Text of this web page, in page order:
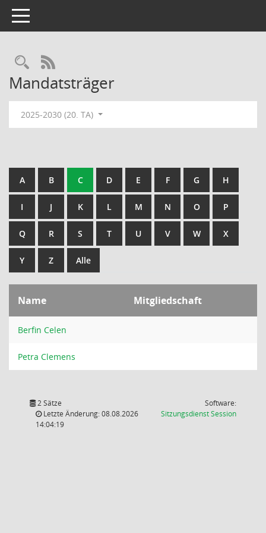
Toggle navigation
Rechercheauswahl
RSS-Feed
Mandatsträger
2025-2030 (20. TA)
A B C D E F G H
I J K L M N O P
Q R S T U V W X
Y Z Alle
Name Mitgliedschaft
Berfin Celen
Petra Clemens
2 Sätze
Letzte Änderung: 08.08.2026
14:04:19
Software:
SitzungsdienstSession(Wird in